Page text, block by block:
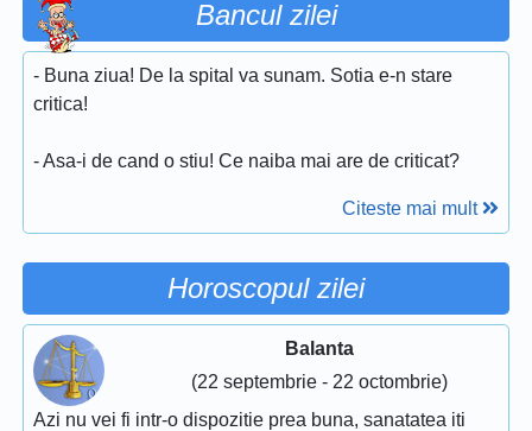
Bancul zilei
- Buna ziua! De la spital va sunam. Sotia e-n stare
critica!
- Asa-i de cand o stiu! Ce naiba mai are de criticat?
Citeste mai mult
Horoscopul zilei
Balanta
(22 septembrie - 22 octombrie)
Azi nu vei fi intr-o dispozitie prea buna, sanatatea iti